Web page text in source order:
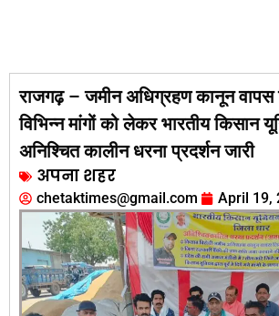
राजगढ़ – जमीन अधिग्रहण कानून वापस
विभिन्न मांगों को लेकर भारतीय किसान
अनिश्चित कालीन धरना प्रदर्शन जारी
अपना शहर
chetaktimes@gmail.com April 19,